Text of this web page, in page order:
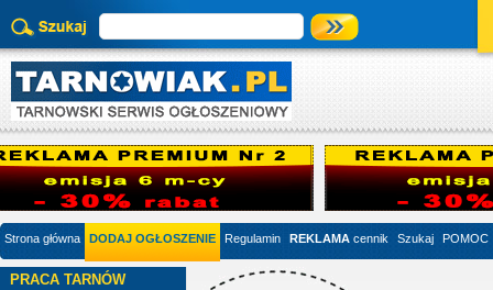
Strona główna DODAJ OGŁOSZENIE Regulamin REKLAMA cennik Szukaj POMOC
PRACA TARNÓW